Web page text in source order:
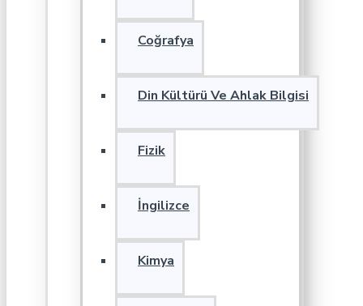
Coğrafya
Din Kültürü Ve Ahlak Bilgisi
Fizik
İngilizce
Kimya